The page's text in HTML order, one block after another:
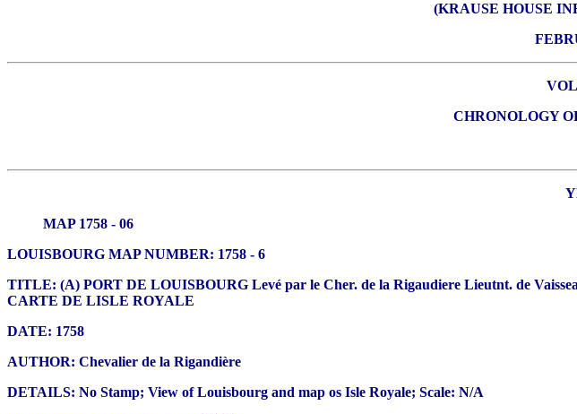
(KRAUSE HOUSE
CHRONOLOGY
MAP 1758 - 06
LOUISBOURG MAP NUMBER: 1758 - 6
TITLE: (A) PORT DE LOUISBOURG Levé par le Cher. de la Rigaudiere Lieutnt. de
CARTE DE LISLE ROYALE
DATE: 1758
AUTHOR: Chevalier de la Rigandière
DETAILS: No Stamp; View of Louisbourg and map os Isle Royale; Scale: N/A